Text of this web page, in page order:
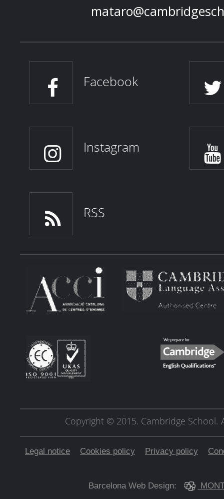
Facebook
Instagram
RSS
Copyright © 2015. Cambridge School.
Legal notice Cookies policy Privacy policy
Barcelona Web Design: